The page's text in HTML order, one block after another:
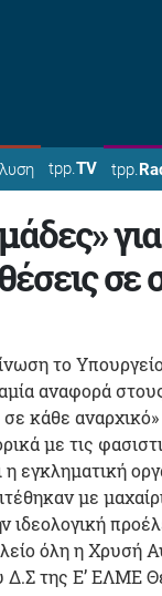
tpp.TV tpp.
σε
το
αναφορά
κάθε
με τις
εγκληματική
με
ιδεολογική
όλη η Χρυσή
Δ.Σ της Ε’ ΕΛΜΕ